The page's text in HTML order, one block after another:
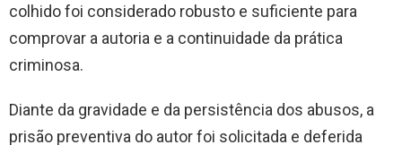
colhido foi considerado robusto e suficiente para
comprovar a autoria e a continuidade da prática
criminosa.
Diante da gravidade e da persistência dos abusos, a
prisão preventiva do autor foi solicitada e deferida